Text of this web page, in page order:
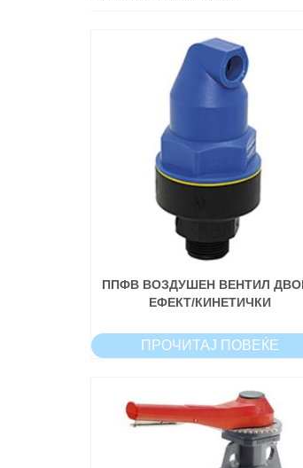
ППФВ ВОЗДУШЕН ВЕНТИЛ
ЕФЕКТ/КИНЕТИЧКИ
ПРОЧИТАЈ ПОВЕЌЕ